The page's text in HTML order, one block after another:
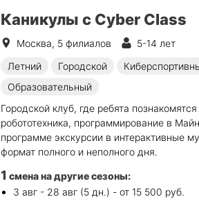
Каникулы с Cyber Class
Москва, 5 филиалов
5-14 лет
Летний
Городской
Образовательный
Городской клуб, где ребята
робототехника, программирование в
программе экскурсии в интерактивные
формат полного и неполного дня.
1 смена на другие сезоны:
3 авг - 28 авг (5 дн.) - от 15 500 руб.